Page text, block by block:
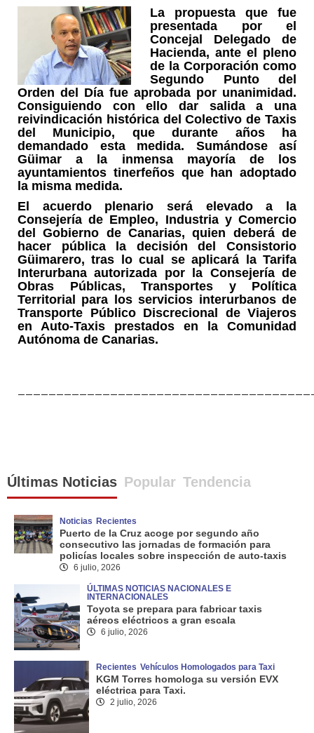
La propuesta que fue
presentada por el
Concejal Delegado de
Hacienda, ante el pleno
de la Corporación como
Segundo Punto del
Orden del Día fue aprobada por unanimidad.
Consiguiendo con ello dar salida a una
reivindicación histórica del Colectivo de Taxis
del Municipio, que durante años ha
demandado esta medida. Sumándose así
Güimar a la inmensa mayoría de los
ayuntamientos tinerfeños que han adoptado
la misma medida.
El acuerdo plenario será elevado a la
Consejería de Empleo, Industria y Comercio
del Gobierno de Canarias, quien deberá de
hacer pública la decisión del Consistorio
Güimarero, tras lo cual se aplicará la Tarifa
Interurbana autorizada por la Consejería de
Obras Públicas, Transportes y Política
Territorial para los servicios interurbanos de
Transporte Público Discrecional de Viajeros
en Auto-Taxis prestados en la Comunidad
Autónoma de Canarias.
Últimas Noticias Popular Tendencia
Noticias Recientes
Puerto de la Cruz acoge por segundo año
consecutivo las jornadas de formación para
policías locales sobre inspección de auto-taxis
6 julio, 2026
ÚLTIMAS NOTICIAS NACIONALES E
INTERNACIONALES
Toyota se prepara para fabricar taxis
aéreos eléctricos a gran escala
6 julio, 2026
Recientes Vehículos Homologados para Taxi
KGM Torres homologa su versión EVX
eléctrica para Taxi.
2 julio, 2026